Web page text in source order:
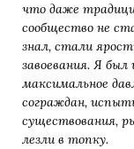
что даже
сообщество не
знал, стали
завоевания. Я был
максимальное
сограждан,
существования,
лезли в топку.